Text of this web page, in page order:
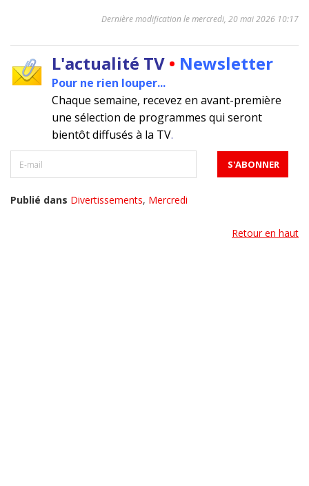
Dernière modification le mercredi, 20 mai 2026 10:17
L'actualité TV • Newsletter
Pour ne rien louper...
Chaque semaine, recevez en avant-première
une sélection de programmes qui seront
bientôt diffusés à la TV.
Publié dans Divertissements, Mercredi
Retour en haut